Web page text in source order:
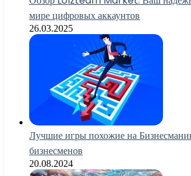
мире цифровых аккаунтов
26.03.2025
Лучшие игры похожие на
бизнесменов
20.08.2024